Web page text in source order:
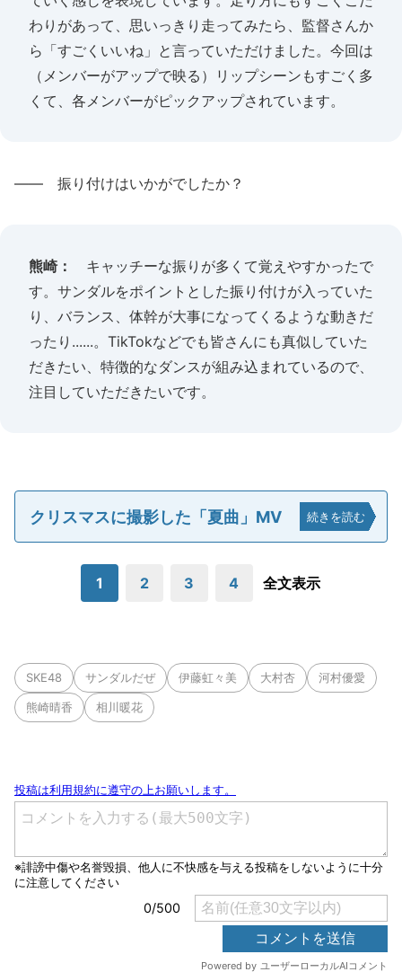
わりがあって、思いっきり走ってみたら、監督さんか
ら「すごくいいね」と言っていただけました。今回は
（メンバーがアップで映る）リップシーンもすごく多
くて、各メンバーがピックアップされています。
―― 振り付けはいかがでしたか？
熊崎：
キャッチーな振りが多くて覚えやすかったで
す。サンダルをポイントとした振り付けが入っていた
り、バランス、体幹が大事になってくるような動きだ
ったり......。TikTokなどでも皆さんにも真似していた
だきたい、特徴的なダンスが組み込まれているので、
注目していただきたいです。
クリスマスに撮影した「夏曲」MV 続きを読む
1 2 3 4 全文表示
SKE48 サンダルだぜ 伊藤虹々美 大村杏 河村優愛
熊崎晴香 相川暖花